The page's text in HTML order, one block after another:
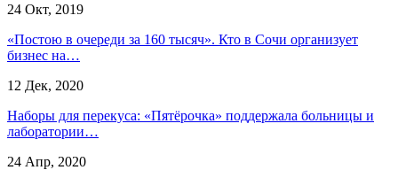
24 Окт, 2019
«Постою в очереди за 160 тысяч». Кто в Сочи организует
бизнес на…
12 Дек, 2020
Наборы для перекуса: «Пятёрочка» поддержала больницы и
лаборатории…
24 Апр, 2020